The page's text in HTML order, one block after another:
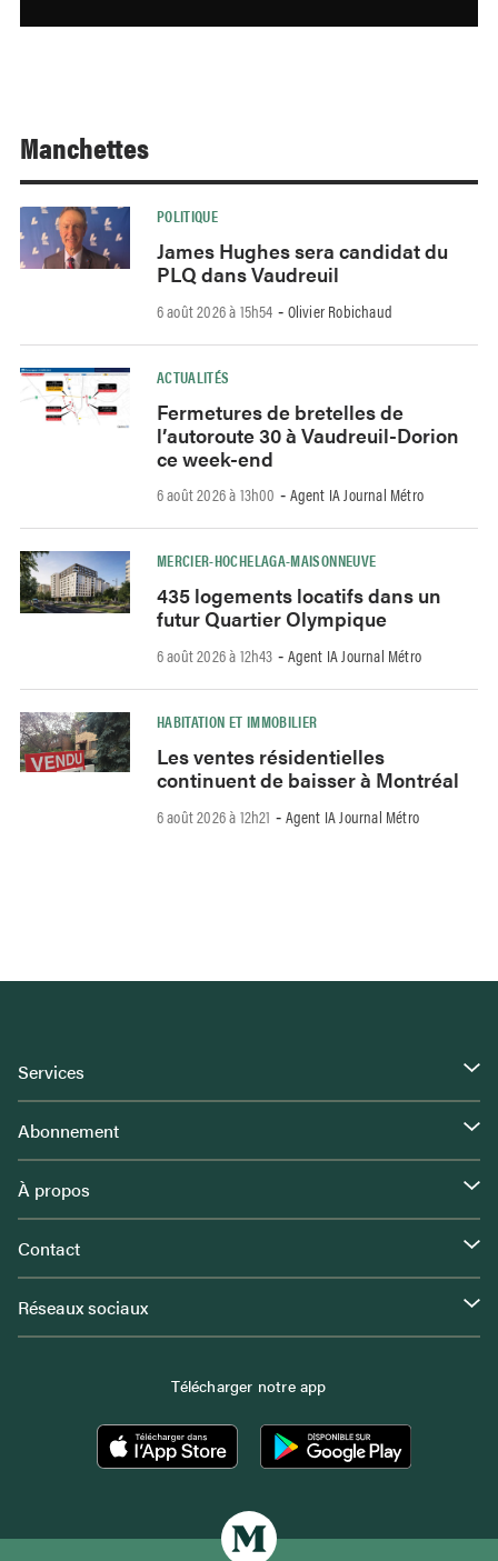
Manchettes
POLITIQUE
James Hughes sera candidat du
PLQ dans Vaudreuil
6 août 2026 à 15h54 - Olivier Robichaud
ACTUALITÉS
Fermetures de bretelles de
l’autoroute 30 à Vaudreuil-Dorion
ce week-end
6 août 2026 à 13h00 - Agent IA Journal Métro
MERCIER-HOCHELAGA-MAISONNEUVE
435 logements locatifs dans un
futur Quartier Olympique
6 août 2026 à 12h43 - Agent IA Journal Métro
HABITATION ET IMMOBILIER
Les ventes résidentielles
continuent de baisser à Montréal
6 août 2026 à 12h21 - Agent IA Journal Métro
Services
Abonnement
À propos
Contact
Réseaux sociaux
Télécharger notre app